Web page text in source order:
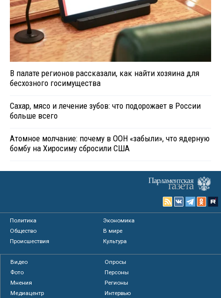
В палате регионов рассказали, как найти хозяина для
бесхозного госимущества
Сахар, мясо и лечение зубов: что подорожает в России
больше всего
Атомное молчание: почему в ООН «забыли», что ядерную
бомбу на Хиросиму сбросили США
Политика
Экономика
Общество
В мире
Происшествия
Культура
Видео
Опросы
Фото
Персоны
Мнения
Регионы
Медиацентр
Интервью